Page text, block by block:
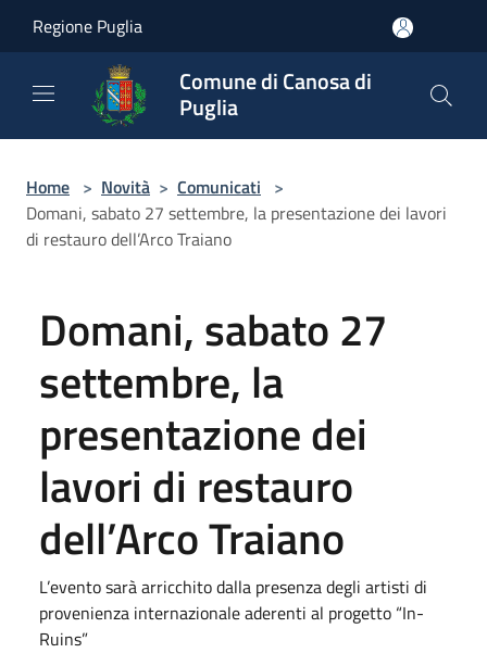
Regione Puglia
Comune di Canosa di
Puglia
Home > Novità > Comunicati >
Domani, sabato 27 settembre, la presentazione dei lavori
di restauro dell’Arco Traiano
Domani, sabato 27
settembre, la
presentazione dei
lavori di restauro
dell’Arco Traiano
L’evento sarà arricchito dalla presenza degli artisti di
provenienza internazionale aderenti al progetto “In-
Ruins”